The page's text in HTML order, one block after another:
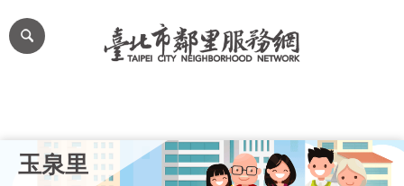
跳到主要內容區塊
網
站
玉泉里